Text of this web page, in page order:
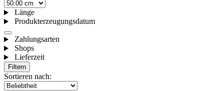
Länge
Produkterzeugungsdatum
Zahlungsarten
Shops
Lieferzeit
Filtern
Sortieren nach: